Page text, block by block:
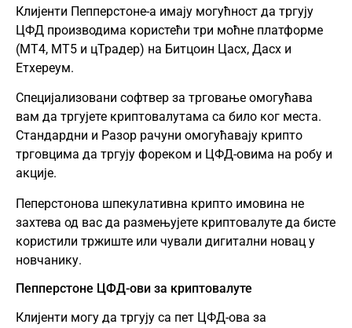
Клијенти Пепперстоне-а имају могућност да тргују
ЦФД производима користећи три моћне платформе
(МТ4, МТ5 и цТрадер) на Битцоин Цасх, Дасх и
Етхереум.
Специјализовани софтвер за трговање омогућава
вам да тргујете криптовалутама са било ког места.
Стандардни и Разор рачуни омогућавају крипто
трговцима да тргују фореком и ЦФД-овима на робу и
акције.
Пеперстонова шпекулативна крипто имовина не
захтева од вас да размењујете криптовалуте да бисте
користили тржиште или чували дигитални новац у
новчанику.
Пепперстоне ЦФД-ови за криптовалуте
Клијенти могу да тргују са пет ЦФД-ова за